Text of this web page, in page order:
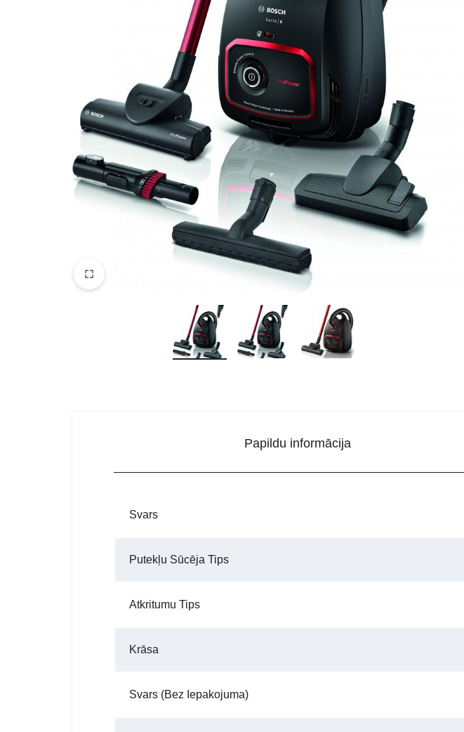
SPORTAM UN ATPŪTAI
MĀJĀM UN DĀRZAM
SILTUMNĪCAS UN TO PIEDERUMI
CELTNIECĪBA
Papildu informācija
Svars
Putekļu Sūcēja Tips
Atkritumu Tips
Krāsa
Svars (bez Iepakojuma)